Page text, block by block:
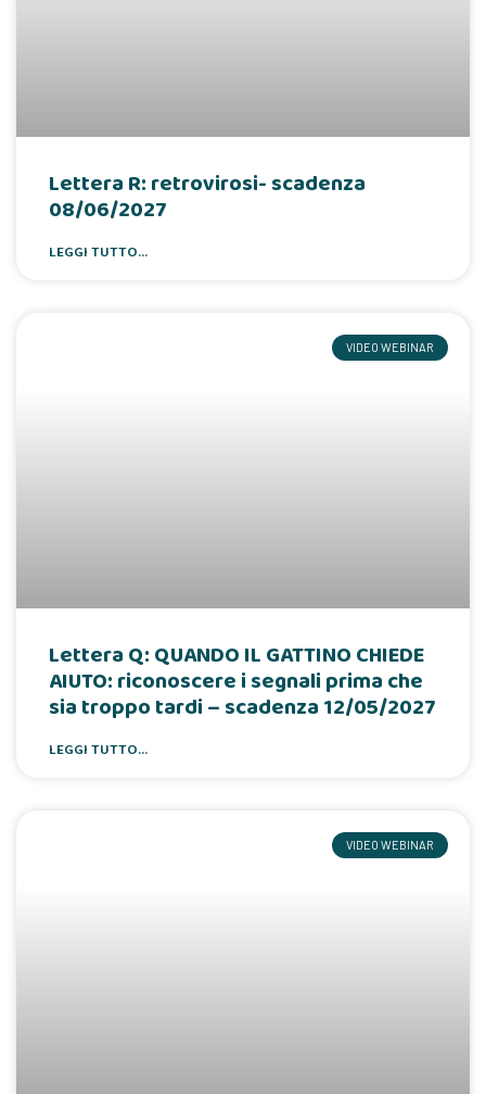
Lettera R: retrovirosi- scadenza
08/06/2027
LEGGI TUTTO...
VIDEO WEBINAR
Lettera Q: QUANDO IL GATTINO CHIEDE
AIUTO: riconoscere i segnali prima che
sia troppo tardi – scadenza 12/05/2027
LEGGI TUTTO...
VIDEO WEBINAR